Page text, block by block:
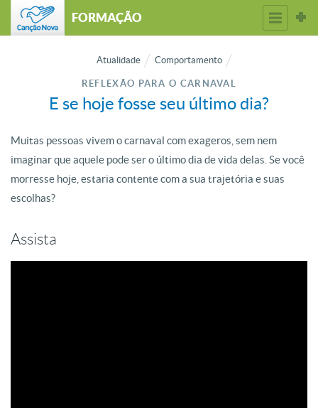
FORMAÇÃO
Atualidade Comportamento
REFLEXÃO PARA O CARNAVAL
E se hoje fosse seu último dia?
Muitas pessoas vivem o carnaval com exageros, sem nem
imaginar que aquele pode ser o último dia de vida delas. Se você
morresse hoje, estaria contente com a sua trajetória e suas
escolhas?
Assista